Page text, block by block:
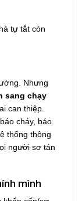
tự tắt còn
Nhưng
sang chạy
can thiệp.
cháy, báo
thống thông
người sơ tán
mình